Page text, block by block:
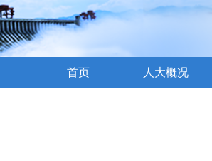
首页 人大概况